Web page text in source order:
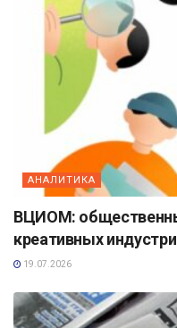
АНАЛИТИКА
ВЦИОМ:
креативных
19.07.2026